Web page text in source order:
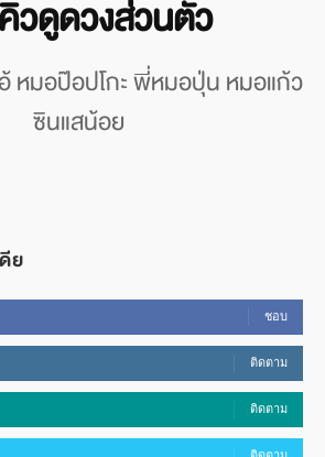
วดูดวงส่วนตัว
หมอป๊อปโกะ พี่หมอปุ่น หมอแก้ว
ซินแสน้อย
ย
ชอบ
ติดตาม
ติดตาม